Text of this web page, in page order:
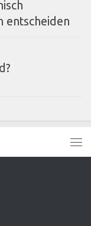
entscheiden